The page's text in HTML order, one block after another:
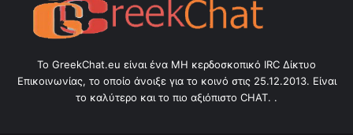
Το GreekChat.eu είναι ένα ΜΗ κερδοσκοπικό IRC Δίκτυο
Επικοινωνίας, το οποίο άνοιξε για το κοινό στις 25.12.2013. Είναι
το καλύτερο και το πιο αξιόπιστο CHAT. .